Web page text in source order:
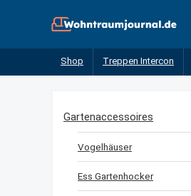
Shop Treppen Intercon
Gartenaccessoires
Vogelhäuser
Ess Gartenhocker